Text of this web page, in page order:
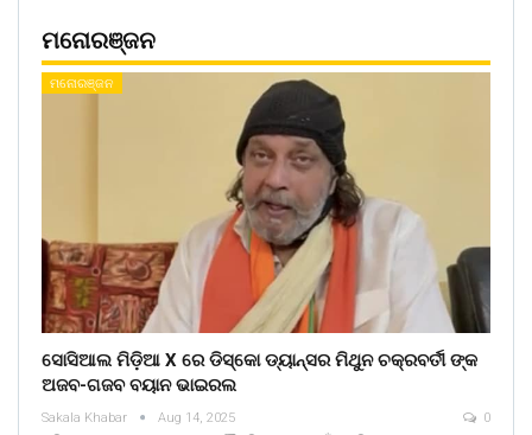
ମନୋରଞ୍ଜନ
ମନୋରଞ୍ଜନ
ସୋସିଆଲ ମିଡ଼ିଆ X ରେ ଡିସ୍କୋ ଡ୍ୟାନ୍ସର ମିଥୁନ ଚକ୍ରବର୍ତୀ ଙ୍କ
ଅଜବ-ଗଜବ ବୟାନ ଭାଇରଲ
Sakala Khabar Aug 14, 2025 0